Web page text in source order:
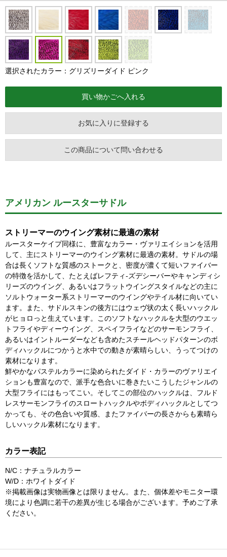
選択されたカラー：グリズリーダイド ピンク
お気に入りに登録する
この商品について問い合わせる
アメリカン ルースターサドル
ストリーマーのウイング素材に最適の素材
ルースターケイプ同様に、豊富なカラー・ヴァリエイションを活用
して、主にストリーマーのウイング素材に最適の素材。サドルの場
合は長くソフトな質感のストークと、密度が濃くて短いファイバー
の特徴を活かして、たとえばレフティ-ズデシーバーやキャンディシ
リーズのウイング、あるいはフラットウイングスタイルなどの主に
ソルトウォーター系ストリーマーのウイングやテイル材に向いてい
ます。また、サドルスキンの後方にはウェヴ状の太く長いハックル
がヒョロっと生えています。このソフトなハックルを大型のウエッ
トフライやディーウイング、スペイフライなどのサーモンフライ、
あるいはイントルーダーなども含めたスチールヘッドパターンのボ
ディハックルにつかうと水中での動きが素晴らしい、うってつけの
素材になります。
鮮やかなパステルカラーに染められたダイド・カラーのヴァリエイ
ションも豊富なので、派手な色合いに巻きたいこうしたジャンルの
大型フライにはもってこい。そしてこの部位のハックルは、フルド
レスサーモンフライのスロートハックルやボディハックルとしてつ
かっても、その色合いや質感、またファイバーの長さからも素晴ら
しいハックル素材になります。
カラー表記
N/C：ナチュラルカラー
W/D：ホワイトダイド
※掲載画像は実物画像とは限りません。また、個体差やモニター環
境により色調に若干の差異が生じる場合がございます。予めご了承
ください。